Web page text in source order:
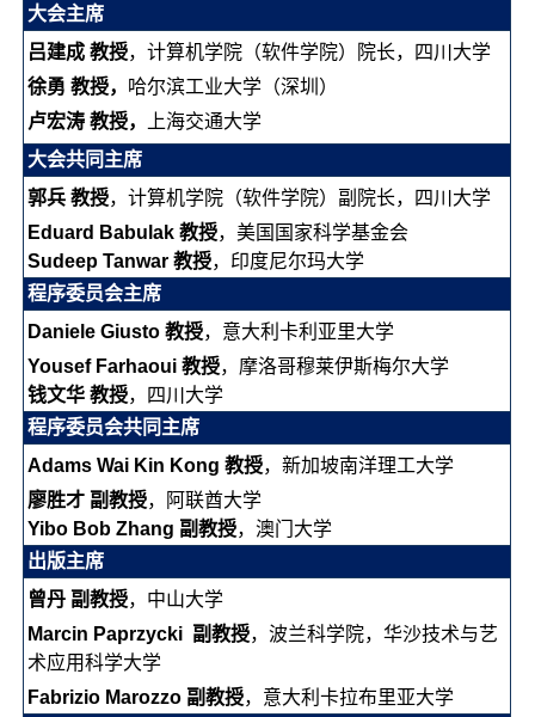
大会主席
吕建成 教授，计算机学院（软件学院）院长，四川大学
徐勇 教授， 哈尔滨工业大学（深圳）
卢宏涛 教授，
上海交通大学
大会共同主席
郭兵 教授，计算机学院（软件学院）副院长，四川大学
Eduard Babulak 教授，美国国家科学基金会
Sudeep Tanwar 教授，印度尼尔玛大学
程序委员会主席
Daniele Giusto 教授，意大利卡利亚里大学
Yousef Farhaoui 教授，摩洛哥穆莱伊斯梅尔大学
钱文华 教授，四川大学
程序委员会共同主席
Adams Wai Kin Kong 教授，新加坡南洋理工大学
廖胜才 副教授，阿联酋大学
Yibo Bob Zhang 副教授，澳门大学
出版主席
曾丹 副教授，中山大学
Marcin Paprzycki 副教授，波兰科学院，华沙技术与艺
术应用科学大学
Fabrizio Marozzo 副教授，意大利卡拉布里亚大学